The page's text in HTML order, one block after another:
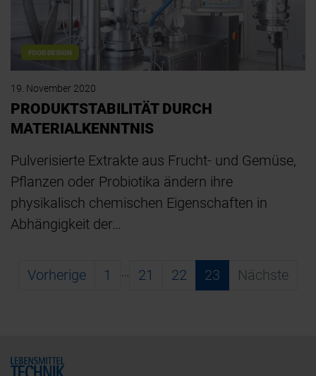
FOOD DESIGN
19. November 2020
PRODUKTSTABILITÄT DURCH
MATERIALKENNTNIS
Pulverisierte Extrakte aus Frucht- und Gemüse,
Pflanzen oder Probiotika ändern ihre
physikalisch chemischen Eigenschaften in
Abhängigkeit der…
Vorherige 1 … 21 22 23 Nächste
Home